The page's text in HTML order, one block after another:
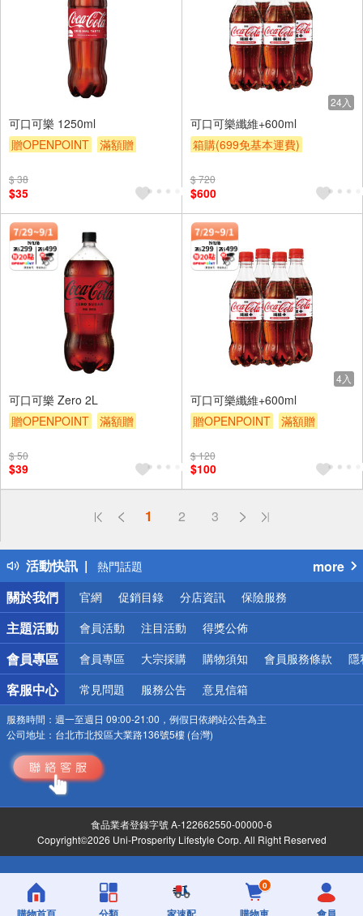
可口可樂 1250ml
贈OPENPOINT
滿額贈
$ 38
$35
24入
可口可樂纖維+600ml
箱購(699免基本運費)
滿額9折
$ 720
$600
可口可樂 Zero 2L
贈OPENPOINT
滿額贈
$ 50
$39
4入
可口可樂纖維+600ml
贈OPENPOINT
滿額贈
$ 120
$100
1 2 3
活動快訊
偏遠地區配送
得獎公告
熱門話題
銀行優惠
偏遠地區配送
詐騙網頁！請小心！
more
關於我們
官網 促銷目錄 分店資訊 保險服務
主題活動 會員活動 注目活動 得獎公佈
會員專區 會員專區 大宗採購 購物須知 會員服務條款 隱
客服中心 常見問題 服務公告 意見信箱
服務時間： 週一至週日 09:00-21:00，例假日依網站公告為主
公司地址： 台北市北投區大業路136號5樓 (台灣)
食品業者登錄字號 A-122662550-00000-6
Copyright©2026 Uni-Prosperity Lifestyle Corp. All Right Reserved
0